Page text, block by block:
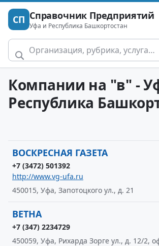
СП Справочник Предприятий
Уфа и Республика Башкортостан
Компании на "в" -
Республика
ВОСКРЕСНАЯ ГАЗЕТА
+7 (3472) 501392
http://www.vg-ufa.ru
450015, Уфа, Запотоцкого ул., д. 21
ВЕТНА
+7 (347) 2234729
450059, Уфа, Рихарда Зорге ул., д. 12/2,